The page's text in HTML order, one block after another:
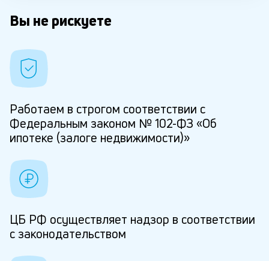
Вы не рискуете
Работаем в строгом соответствии с
Федеральным законом № 102-ФЗ «Об
ипотеке (залоге недвижимости)»
ЦБ РФ осуществляет надзор в соответствии
с законодательством